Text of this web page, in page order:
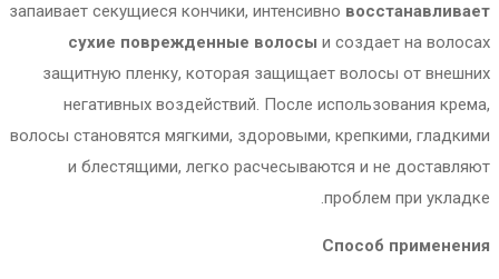
запаивает секущиеся кончики, интенсивно восстанавливает
сухие поврежденные волосы и создает на волосах
защитную пленку, которая защищает волосы от внешних
негативных воздействий. После использования крема,
волосы становятся мягкими, здоровыми, крепкими, гладкими
и блестящими, легко расчесываются и не доставляют
проблем при укладке.
Способ применения